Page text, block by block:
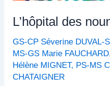
L’hôpital des
GS-CP Séverine DUVAL-
MS-GS Marie FAUCHARD
Hélène MIGNET, PS-MS
CHATAIGNER